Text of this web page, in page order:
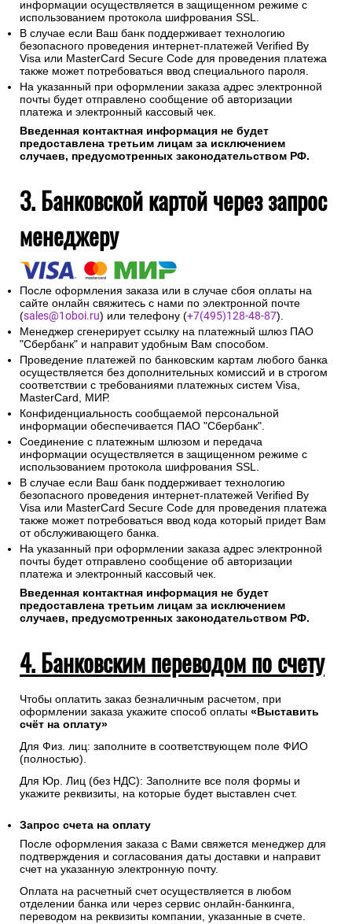
информации осуществляется в защищенном режиме с
использованием протокола шифрования SSL.
В случае если Ваш банк поддерживает технологию
безопасного проведения интернет-платежей Verified By
Visa или MasterCard Secure Code для проведения платежа
также может потребоваться ввод специального пароля.
На указанный при оформлении заказа адрес электронной
почты будет отправлено сообщение об авторизации
платежа и электронный кассовый чек.
Введенная контактная информация не будет
предоставлена третьим лицам за исключением
случаев, предусмотренных законодательством РФ.
3. Банковской картой через запрос
менеджеру
После оформления заказа или в случае сбоя оплаты на
сайте онлайн свяжитесь с нами по электронной почте
(sales@1oboi.ru) или телефону (+7(495)128-48-87).
Менеджер сгенерирует ссылку на платежный шлюз ПАО
"Сбербанк" и направит удобным Вам способом.
Проведение платежей по банковским картам любого банка
осуществляется без дополнительных комиссий и в строгом
соответствии с требованиями платежных систем Visa,
MasterCard, МИР.
Конфиденциальность сообщаемой персональной
информации обеспечивается ПАО "Сбербанк".
Соединение с платежным шлюзом и передача
информации осуществляется в защищенном режиме с
использованием протокола шифрования SSL.
В случае если Ваш банк поддерживает технологию
безопасного проведения интернет-платежей Verified By
Visa или MasterCard Secure Code для проведения платежа
также может потребоваться ввод кода который придет Вам
от обслуживающего банка.
На указанный при оформлении заказа адрес электронной
почты будет отправлено сообщение об авторизации
платежа и электронный кассовый чек.
Введенная контактная информация не будет
предоставлена третьим лицам за исключением
случаев, предусмотренных законодательством РФ.
4. Банковским переводом по счету
Чтобы оплатить заказ безналичным расчетом, при
оформлении заказа укажите способ оплаты «Выставить
счёт на оплату»
Для Физ. лиц: заполните в соответствующем поле ФИО
(полностью).
Для Юр. Лиц (без НДС): Заполните все поля формы и
укажите реквизиты, на которые будет выставлен счет.
Запрос счета на оплату
После оформления заказа с Вами свяжется менеджер для
подтверждения и согласования даты доставки и направит
счет на указанную электронную почту.
Оплата на расчетный счет осуществляется в любом
отделении банка или через сервис онлайн-банкинга,
переводом на реквизиты компании, указанные в счете.